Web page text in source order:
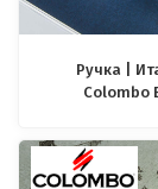
Ручка |
Colombo